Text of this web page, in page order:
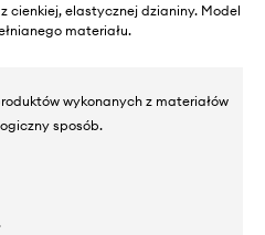
cienkiej, elastycznej dzianiny. Model
materiału.
wykonanych z materiałów
sposób.